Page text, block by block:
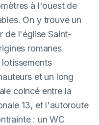
à l'ouest de
On y trouve un
de l'église Saint-
romanes
et un long
coincé entre la
13, et l'autoroute
: un WC